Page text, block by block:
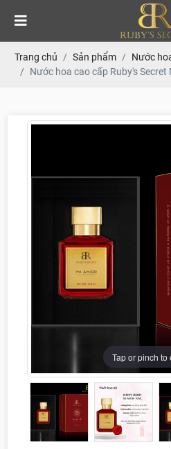
Trang chủ Sản phẩm Nước
Nước hoa cao cấp Ruby's Secret
Tap or pinch to
Tap or pinch to
Tap or pinch to
Tap or pinch to